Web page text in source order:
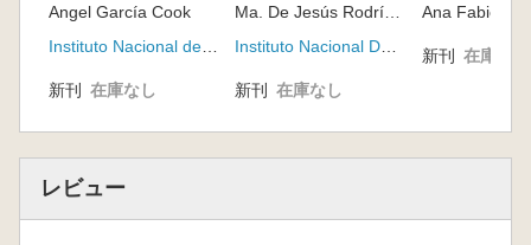
サエンツ教授に捧ぐ)
Angel García Cook
新刊 在庫なし
イト ドリス・ヘイデ
ンへの賛辞)
新刊 在庫なし
の考古学的魚
Templo
ティトラン
類)
新刊 在庫なし
レビュー